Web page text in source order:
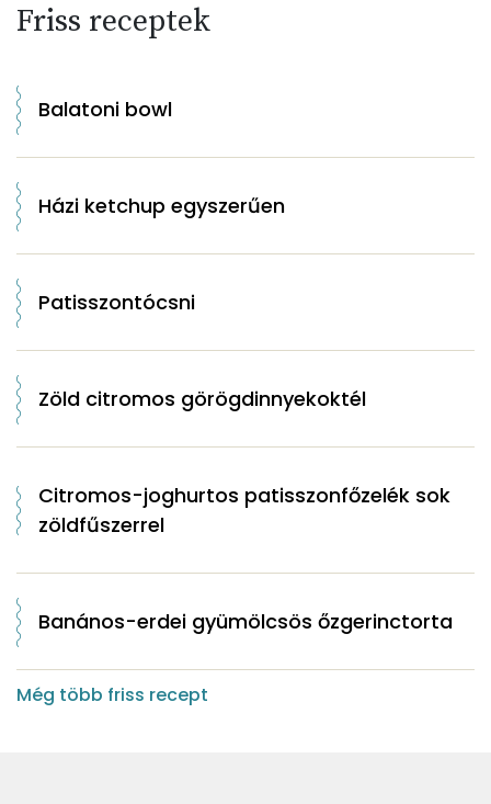
Friss receptek
Balatoni bowl
Házi ketchup egyszerűen
Patisszontócsni
Zöld citromos görögdinnyekoktél
Citromos-joghurtos patisszonfőzelék sok
zöldfűszerrel
Banános-erdei gyümölcsös őzgerinctorta
Még több friss recept